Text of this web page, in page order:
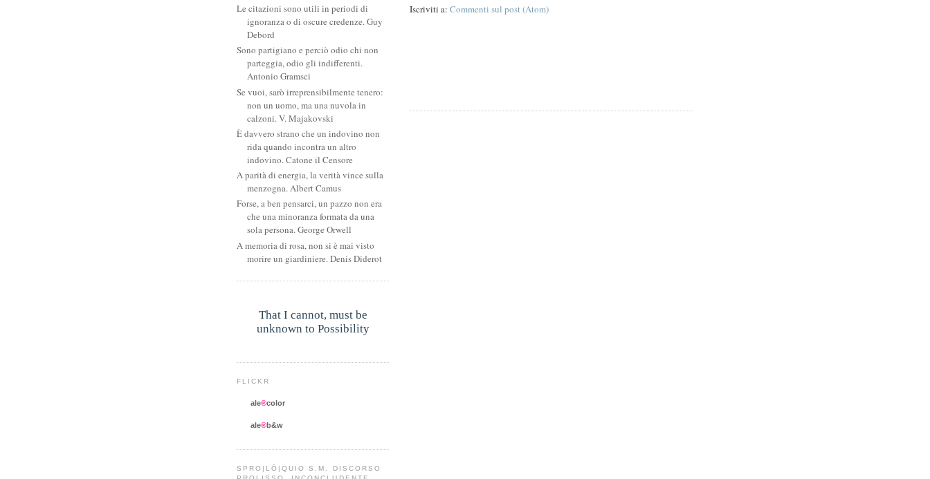
Iscriviti a: Commenti sul post (Atom)
Le citazioni sono utili in periodi di
ignoranza o di oscure credenze. Guy
Debord
Sono partigiano e perciò odio chi non
parteggia, odio gli indifferenti.
Antonio Gramsci
Se vuoi, sarò irreprensibilmente tenero:
non un uomo, ma una nuvola in
calzoni. V. Majakovski
È davvero strano che un indovino non
rida quando incontra un altro
indovino. Catone il Censore
A parità di energia, la verità vince sulla
menzogna. Albert Camus
Forse, a ben pensarci, un pazzo non era
che una minoranza formata da una
sola persona. George Orwell
A memoria di rosa, non si è mai visto
morire un giardiniere. Denis Diderot
That I cannot, must be
unknown to Possibility
FLICKR
ale®color
ale®b&w
SPRO|LÒ|QUIO S.M. DISCORSO